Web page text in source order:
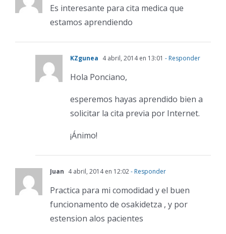
Es interesante para cita medica que
estamos aprendiendo
KZgunea 4 abril, 2014 en 13:01 - Responder
Hola Ponciano,
esperemos hayas aprendido bien a
solicitar la cita previa por Internet.
¡Ánimo!
Juan 4 abril, 2014 en 12:02- Responder
Practica para mi comodidad y el buen
funcionamento de osakidetza , y por
estension alos pacientes